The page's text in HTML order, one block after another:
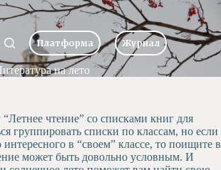
Email
Платформа Журнал
на лето
чтение” со списками книг для
группировать списки по классам, но если
в “своем” классе, то поищите в
может быть довольно условным. И